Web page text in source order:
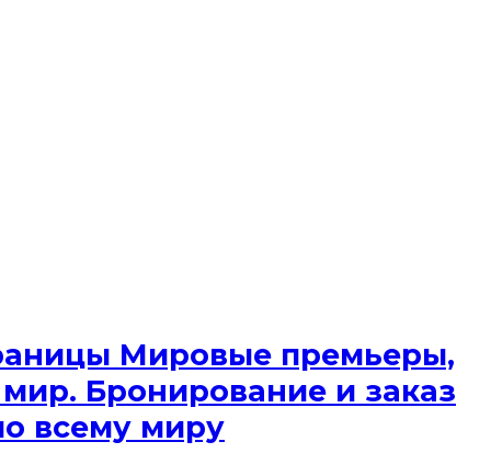
Мировые премьеры,
Бронирование и заказ
всему миру